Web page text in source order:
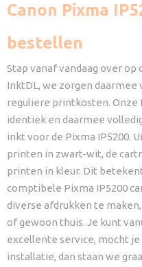
Canon Pixma
bestellen
Stap vanaf vandaag over
InktDL, we zorgen
reguliere printkosten. Onze
identiek en daarmee
inkt voor de Pixma IP5200.
printen in zwart-wit, de
printen in kleur. Dit
comptibele Pixma IP5200
diverse afdrukken te
of gewoon thuis. Je kunt
excellente service, mocht
installatie, dan staan we